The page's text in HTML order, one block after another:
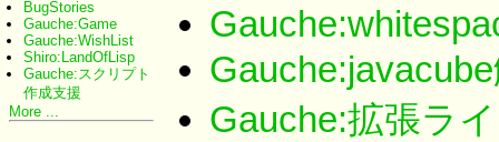
Gauche:拡張ラ
BugStories
Gauche:Game
Gauche:WishList
Shiro:LandOfLisp
Gauche:スクリプト
作成支援
More ...